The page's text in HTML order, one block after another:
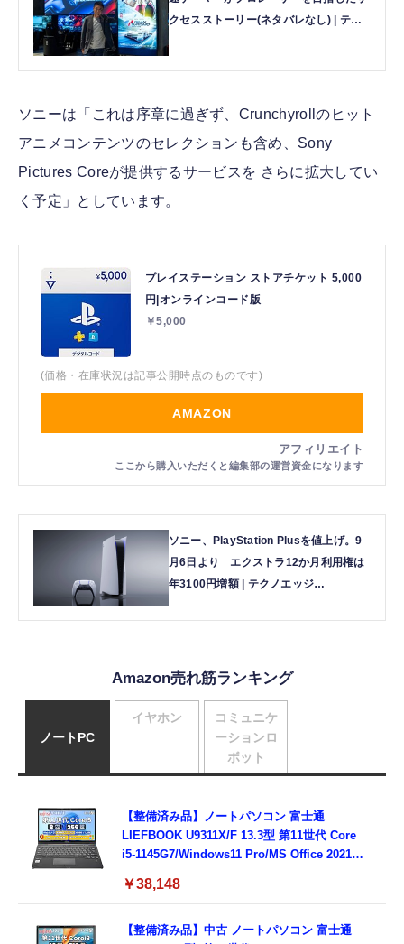
クセスストーリー(ネタバレなし) | テク
ソニーは「これは序章に過ぎず、Crunchyrollのヒット
アニメコンテンツのセレクションも含め、Sony
Pictures Coreが提供するサービスを さらに拡大してい
く予定」としています。
プレイステーション ストアチケット 5,000
円|オンラインコード版
￥5,000
(価格・在庫状況は記事公開時点のものです)
AMAZON
ソニー、PlayStation Plusを値上げ。9
月6日より エクストラ12か月利用権は
年3100円増額 | テクノエッジ
Amazon売れ筋ランキング
ノートPC
【整備済み品】ノートパソコン 富士通
LIEFBOOK U9311X/F 13.3型 第11世代 Core
i5-1145G7/Windows11 Pro/MS Office 2021搭
Type-C/360度回転対応/有線静音マウス付
8GB,SSD256GB)
￥38,148
【整備済み品】中古 ノートパソコン 富士通
イヤホン
コミュニケ
ーションロ
ボット